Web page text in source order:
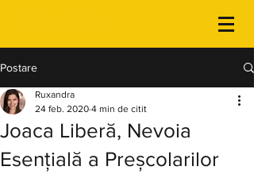
Postare
Joaca Liberă, Nevoia
Esențială a Preșcolarilor
Ruxandra
24 feb. 2020 4 min de citit